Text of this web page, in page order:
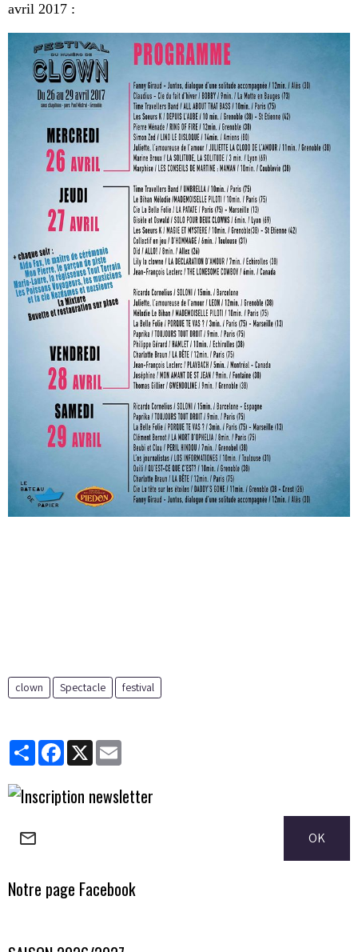
avril 2017 :
clown Spectacle festival
PartagerFacebook
X
OK
Notre page Facebook